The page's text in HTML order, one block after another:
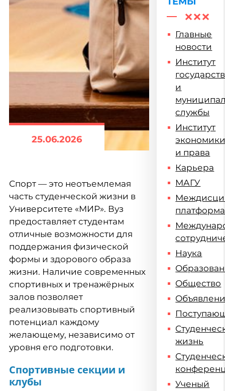
25.06.2026
Спорт — это неотъемлемая
часть студенческой жизни в
Университете «МИР». Вуз
предоставляет студентам
отличные возможности для
поддержания физической
формы и здорового образа
жизни. Наличие современных
спортивных и тренажёрных
залов позволяет
реализовывать спортивный
потенциал каждому
желающему, независимо от
уровня его подготовки.
Спортивные секции и
клубы
победам
Главные
новости
Институт
и
службы
Институт
и права
Карьера
МАГУ
платформа
Наука
Общество
жизнь
Ученый